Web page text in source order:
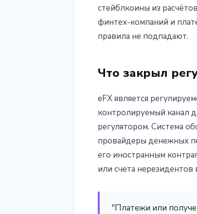
Бразилия
стейблкоины из
финтех-компаний и
правила не подпадают.
Что закрыл
eFX является
контролируемый канал
регулятором. Система
провайдеры денежных
его иностранным
или счета нерезидентов
"Платежи или